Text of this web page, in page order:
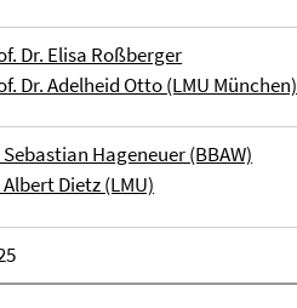
Dr. Elisa Roßberger
Dr. Adelheid Otto (LMU München)
Sebastian Hageneuer (BBAW)
Albert Dietz (LMU)